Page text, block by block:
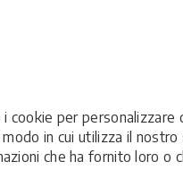
per
in cui utilizza il
che ha fornito loro